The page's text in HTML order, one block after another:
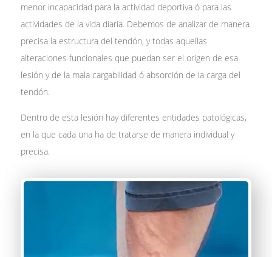
menor incapacidad para la actividad deportiva ó para las
actividades de la vida diaria. Debemos de analizar de manera
precisa la estructura del tendón, y todas aquellas
alteraciones funcionales que puedan ser el origen de esa
lesión y de la mala cargabilidad ó absorción de la carga del
tendón.
Dentro de esta lesión hay diferentes entidades patológicas,
en la que cada una ha de tratarse de manera individual y
precisa.